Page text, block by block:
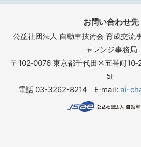
お問い合わせ先
公益社団法人 自動車技術会 育成交
ャレンジ事務局
〒102‐0076 東京都千代田区五番町
5F
電話 03-3262-8214 E‐mail: ai-